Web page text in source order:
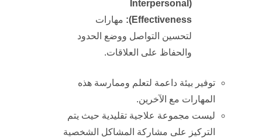
(
Interpersonal
Effectiveness
): مهارات
لتحسين التواصل ووضع الحدود
والحفاظ على العلاقات.
توفير بيئة داعمة لتعلم وممارسة هذه
المهارات مع الآخرين.
ليست مجموعة علاجية تقليدية حيث يتم
التركيز على مشاركة المشاكل الشخصية